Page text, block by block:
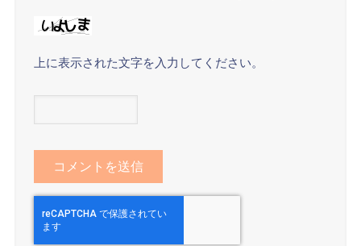
上に表示された文字を入力してください。